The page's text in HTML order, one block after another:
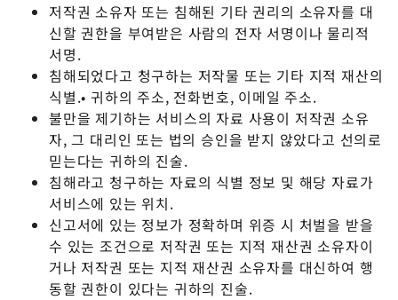
저작권 소유자 또는 침해된 기타 권리의 소유자를 대
신할 권한을 부여받은 사람의 전자 서명이나 물리적
서명.
침해되었다고 청구하는 저작물 또는 기타 지적 재산의
식별.• 귀하의 주소, 전화번호, 이메일 주소.
불만을 제기하는 서비스의 자료 사용이 저작권 소유
자, 그 대리인 또는 법의 승인을 받지 않았다고 선의로
믿는다는 귀하의 진술.
침해라고 청구하는 자료의 식별 정보 및 해당 자료가
서비스에 있는 위치.
신고서에 있는 정보가 정확하며 위증 시 처벌을 받을
수 있는 조건으로 저작권 또는 지적 재산권 소유자이
거나 저작권 또는 지적 재산권 소유자를 대신하여 행
동할 권한이 있다는 귀하의 진술.